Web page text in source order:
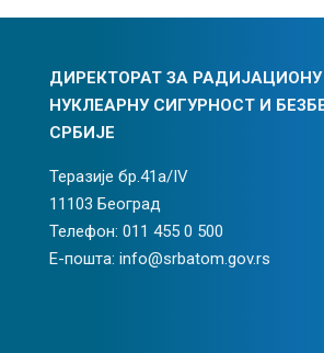
ДИРЕКТОРАТ ЗА РАДИЈАЦИОНУ
НУКЛЕАРНУ СИГУРНОСТ И
СРБИЈЕ
Теразије бр.41а/IV
11103 Београд
Телефон: 011 455 0 500
Е-пошта: info@srbatom.gov.rs